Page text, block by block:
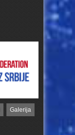
Galerija